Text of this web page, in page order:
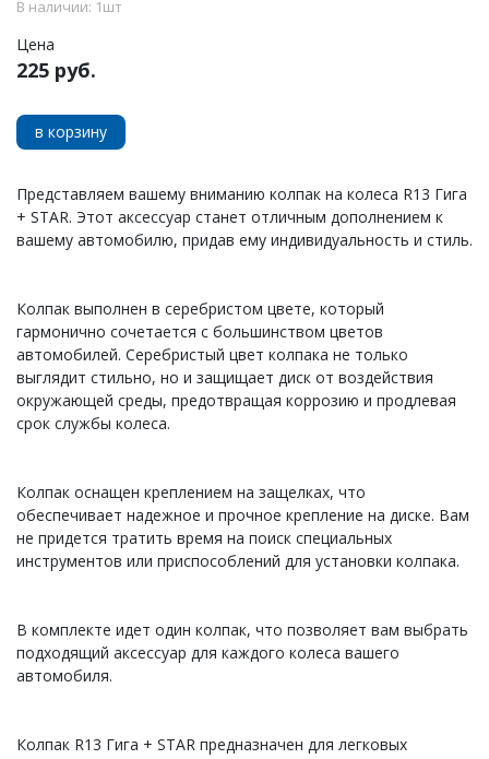
В наличии: 1шт
Цена
225 руб.
в корзину
Представляем вашему вниманию колпак на колеса R13 Гига
+ STAR. Этот аксессуар станет отличным дополнением к
вашему автомобилю, придав ему индивидуальность и стиль.
Колпак выполнен в серебристом цвете, который
гармонично сочетается с большинством цветов
автомобилей. Серебристый цвет колпака не только
выглядит стильно, но и защищает диск от воздействия
окружающей среды, предотвращая коррозию и продлевая
срок службы колеса.
Колпак оснащен креплением на защелках, что
обеспечивает надежное и прочное крепление на диске. Вам
не придется тратить время на поиск специальных
инструментов или приспособлений для установки колпака.
В комплекте идет один колпак, что позволяет вам выбрать
подходящий аксессуар для каждого колеса вашего
автомобиля.
Колпак R13 Гига + STAR предназначен для легковых